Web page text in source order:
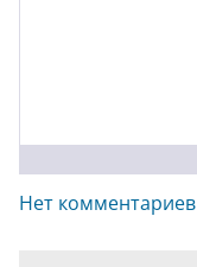
Нет комментариев